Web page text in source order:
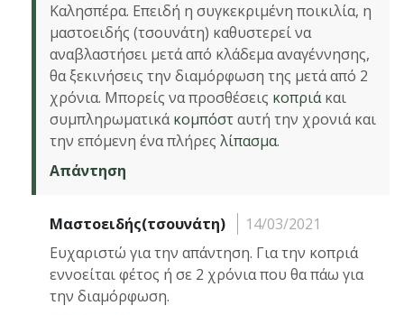
Καλησπέρα. Επειδή η συγκεκριμένη ποικιλία, η
μαστοειδής (τσουνάτη) καθυστερεί να
αναβλαστήσει μετά από κλάδεμα αναγέννησης,
θα ξεκινήσεις την διαμόρφωση της μετά από 2
χρόνια. Μπορείς να προσθέσεις κοπριάκαι
συμπληρωματικάκομπόσταυτή την χρονιά και
την επόμενη ένα πλήρες λίπασμα.
Απάντηση
Μαστοειδής(τσουνάτη)
14/03/2021
Ευχαριστώ για την απάντηση. Για την κοπριά
εννοείται φέτος ή σε 2 χρόνια που θα πάω για
την διαμόρφωση.